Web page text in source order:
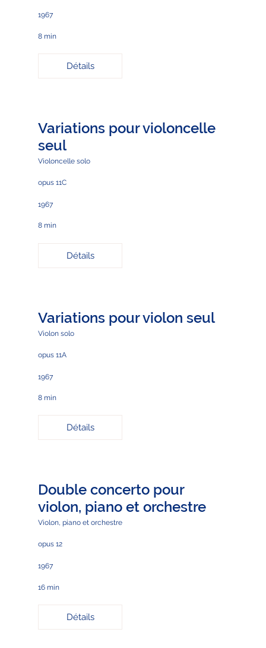
1967
8 min
Détails
Variations pour violoncelle
seul
Violoncelle solo
opus 11C
1967
8 min
Détails
Variations pour violon seul
Violon solo
opus 11A
1967
8 min
Détails
Double concerto pour
violon, piano et orchestre
Violon, piano et orchestre
opus 12
1967
16 min
Détails